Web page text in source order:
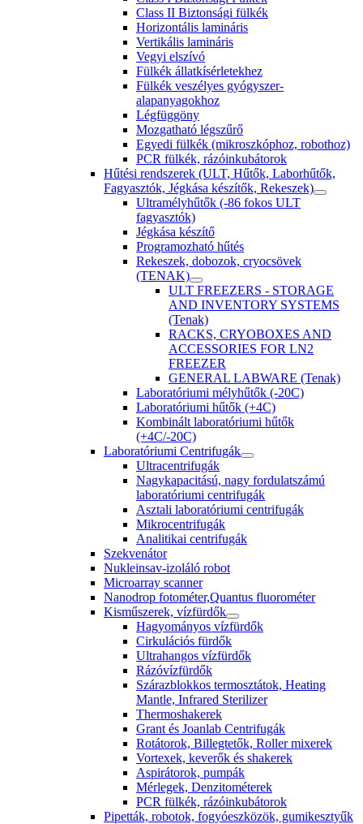
Class II Biztonsági fülkék
Horizontális lamináris
Vertikális lamináris
Vegyi elszívó
Fülkék állatkísérletekhez
Fülkék veszélyes gyógyszer-
alapanyagokhoz
Légfüggöny
Mozgatható légszűrő
Egyedi fülkék (mikroszkóphoz, robothoz)
PCR fülkék, rázóinkubátorok
Hűtési rendszerek (ULT, Hűtők, Laborhűtők,
Fagyasztók, Jégkása készítők, Rekeszek)
Ultramélyhűtők (-86 fokos ULT
fagyasztók)
Jégkása készítő
Programozható hűtés
Rekeszek, dobozok, cryocsövek
(TENAK)
ULT FREEZERS - STORAGE
AND INVENTORY SYSTEMS
(Tenak)
RACKS, CRYOBOXES AND
ACCESSORIES FOR LN2
FREEZER
GENERAL LABWARE (Tenak)
Laboratóriumi mélyhűtők (-20C)
Laboratóriumi hűtők (+4C)
Kombinált laboratóriumi hűtők
(+4C/-20C)
Laboratóriumi Centrifugák
Ultracentrifugák
Nagykapacitású, nagy fordulatszámú
laboratóriumi centrifugák
Asztali laboratóriumi centrifugák
Mikrocentrifugák
Analitikai centrifugák
Szekvenátor
Nukleinsav-izoláló robot
Microarray scanner
Nanodrop fotométer,Quantus fluorométer
Kisműszerek, vízfürdők
Hagyományos vízfürdők
Cirkulációs fürdők
Ultrahangos vízfürdők
Rázóvízfürdők
Szárazblokkos termosztátok, Heating
Mantle, Infrared Sterilizer
Thermoshakerek
Grant és Joanlab Centrifugák
Rotátorok, Billegtetők, Roller mixerek
Vortexek, keverők és shakerek
Aspirátorok, pumpák
Mérlegek, Denzitométerek
PCR fülkék, rázóinkubátorok
Pipetták, robotok, fogyóeszközök, gumikesztyűk